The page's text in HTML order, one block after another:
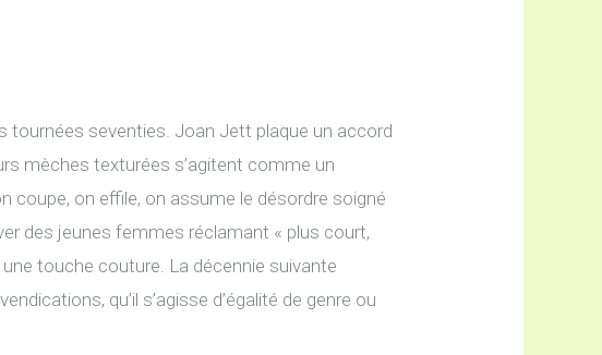
tournées seventies. Joan Jett plaque un accord
mèches texturées s’agitent comme un
coupe, on effile, on assume le désordre soigné
des jeunes femmes réclamant « plus court,
touche couture. La décennie suivante
qu’il s’agisse d’égalité de genre ou